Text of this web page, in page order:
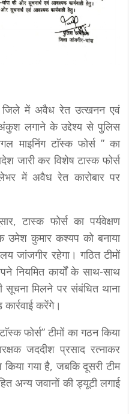
जिले में अवैध रेत उत्खनन एवं
अंकुश लगाने के उद्देश्य से पुलिस
माइनिंग टाॅस्क फाेर्स ” का
जारी कर विशेष टास्क फोर्स
में अवैध रेत कारोबार पर
टास्क फोर्स का पर्यवेक्षण
उमेश कुमार कश्यप को बनाया
जांजगीर रहेगा। गठित टीमों
नियमित कार्यों के साथ-साथ
मिलने पर संबंधित थाना
करेंगे।
फाेर्स” टीमों का गठन किया
जददीश प्रसाद रत्नाकर
किया गया है, जबकि दूसरी टीम
अन्य जवानों की ड्यूटी लगाई